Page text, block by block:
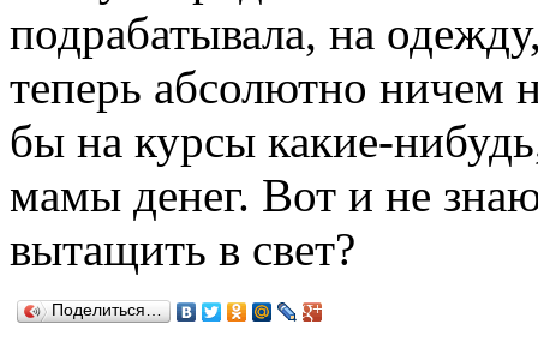
подрабатывала, на
теперь абсолютно
бы на курсы какие-
мамы денег. Вот и не
вытащить в свет?
Поделиться…